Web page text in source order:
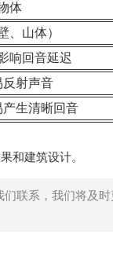
体
、山体）
响回音延迟
射声音
生清晰回音
和建筑设计。
联系，我们将及